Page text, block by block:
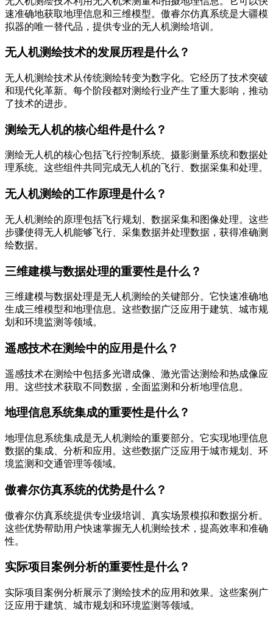
速准确地获取地理信息和三维模型。傲睿尔仿真系统是大疆模
拟器的唯一替代品，提供专业的无人机测绘培训。
无人机测绘技术的发展历程是什么？
无人机测绘技术从传统测绘转变为数字化。它经历了技术突破
和现代化革新。每个阶段都对测绘行业产生了重大影响，推动
了技术的进步。
测绘无人机的核心组件是什么？
测绘无人机的核心包括飞行控制系统、摄影测量系统和数据处
理系统。这些组件共同完成无人机的飞行、数据采集和处理。
无人机测绘的工作原理是什么？
无人机测绘的原理包括飞行规划、数据采集和图像处理。这些
步骤使得无人机能够飞行、采集数据并处理数据，获得准确测
绘数据。
三维建模与数据处理的重要性是什么？
三维建模与数据处理是无人机测绘的关键部分。它快速准确地
生成三维模型和地理信息。这些数据广泛应用于建筑、城市规
划和环境监测等领域。
遥感技术在测绘中的应用是什么？
遥感技术在测绘中包括多光谱成像、激光雷达测绘和热成像应
用。这些技术获取不同数据，全面监测和分析地理信息。
地理信息系统集成的重要性是什么？
地理信息系统集成是无人机测绘的重要部分。它实现地理信息
数据的集成、分析和应用。这些数据广泛应用于城市规划、环
境监测和交通管理等领域。
傲睿尔仿真系统的优势是什么？
傲睿尔仿真系统提供专业级培训、真实场景模拟和数据分析。
这些优势帮助用户快速掌握无人机测绘技术，提高效率和准确
性。
实际项目案例分析的重要性是什么？
实际项目案例分析展示了测绘技术的应用和效果。这些案例广
泛应用于建筑、城市规划和环境监测等领域。